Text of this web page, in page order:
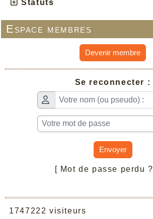
Statuts
Espace membres
Devenir membre
Se reconnecter :
Envoyer
[ Mot de passe perdu ?
1747222 visiteurs